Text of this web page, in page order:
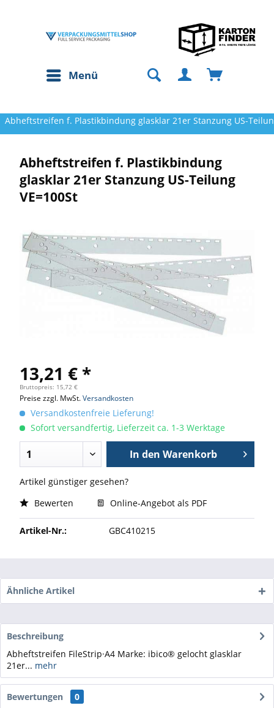
Menü
Abheftstreifen f. Plastikbindung glasklar 21er Stanzung US-
Abheftstreifen f. Plastikbindung
glasklar 21er Stanzung US-Teilung
VE=100St
13,21 € *
Bruttopreis: 15,72 €
Preise zzgl. MwSt.Versandkosten
Versandkostenfreie Lieferung!
Sofort versandfertig, Lieferzeit ca. 1-3 Werktage
In den Warenkorb
Artikel günstiger gesehen?
Bewerten
Online-Angebot als PDF
Artikel-Nr.: GBC410215
Ähnliche Artikel
Beschreibung
Abheftstreifen FileStrip·A4 Marke: ibico® gelocht glasklar
21er... mehr
Bewertungen
0